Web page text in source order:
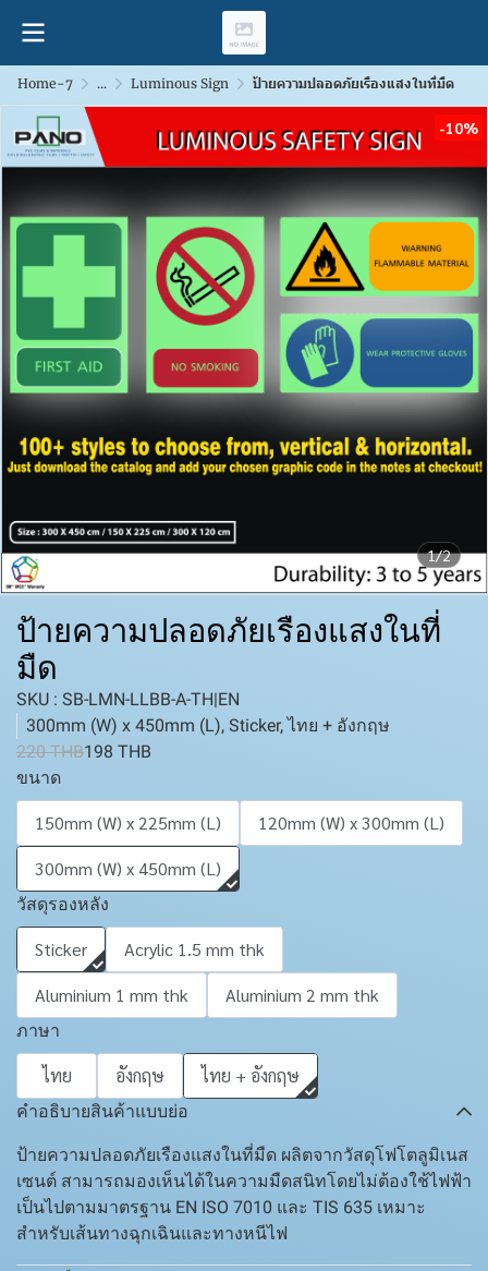
Home-7 ... Luminous Sign ป้ายความปลอดภัยเรืองแสงในที่มืด
1/2
-10%
ป้ายความปลอดภัยเรืองแสงในที่
มืด
SKU : SB-LMN-LLBB-A-TH|EN
300mm (W) x 450mm (L), Sticker, ไทย + อังกฤษ
220 THB198 THB
ขนาด
150mm (W) x 225mm (L)
120mm (W) x 300mm (L)
300mm (W) x 450mm (L)
วัสดุรองหลัง
Sticker
Acrylic 1.5 mm thk
Aluminium 1 mm thk
Aluminium 2 mm thk
ภาษา
ไทย อังกฤษ ไทย + อังกฤษ
คำอธิบายสินค้าแบบย่อ
ป้ายความปลอดภัยเรืองแสงในที่มืด ผลิตจากวัสดุโฟโตลูมิเนส
เซนต์ สามารถมองเห็นได้ในความมืดสนิทโดยไม่ต้องใช้ไฟฟ้า
เป็นไปตามมาตรฐาน EN ISO 7010 และ TIS 635 เหมาะ
สำหรับเส้นทางฉุกเฉินและทางหนีไฟ